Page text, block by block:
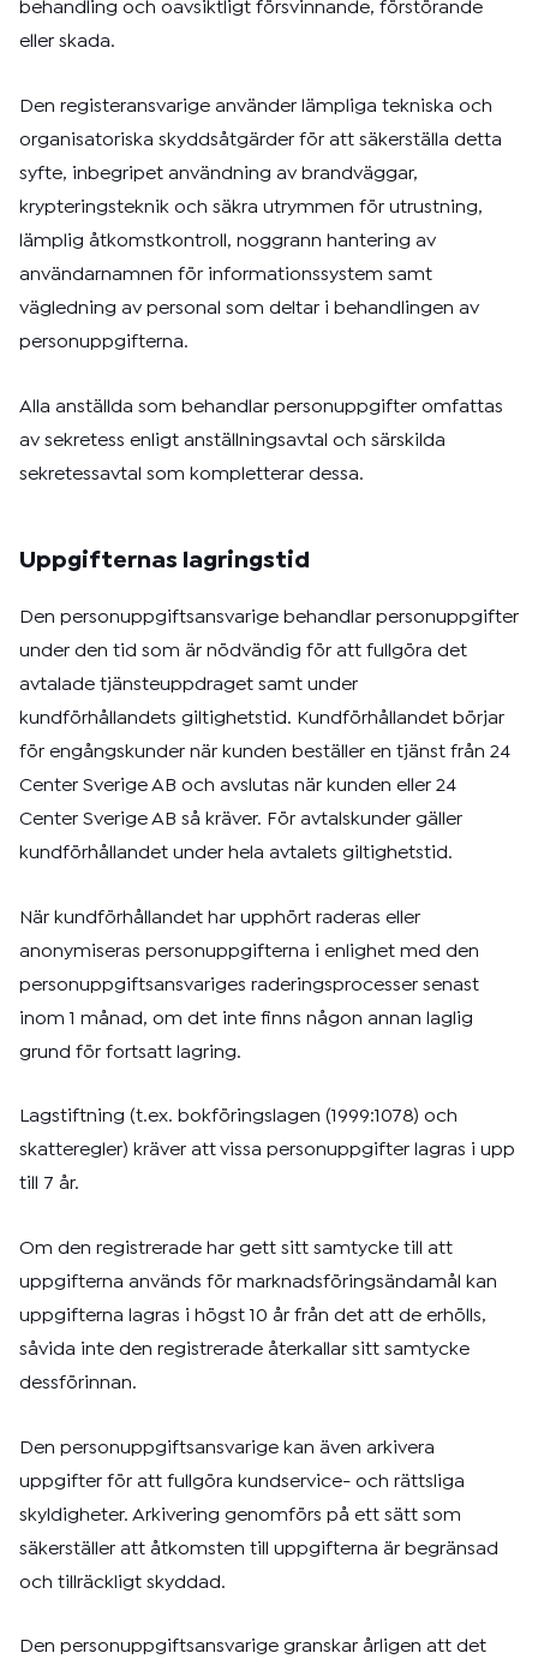
behandling och oavsiktligt försvinnande, förstörande
eller skada.
Den registeransvarige använder lämpliga tekniska och
organisatoriska skyddsåtgärder för att säkerställa detta
syfte, inbegripet användning av brandväggar,
krypteringsteknik och säkra utrymmen för utrustning,
lämplig åtkomstkontroll, noggrann hantering av
användarnamnen för informationssystem samt
vägledning av personal som deltar i behandlingen av
personuppgifterna.
Alla anställda som behandlar personuppgifter omfattas
av sekretess enligt anställningsavtal och särskilda
sekretessavtal som kompletterar dessa.
Uppgifternas lagringstid
Den personuppgiftsansvarige behandlar personuppgifter
under den tid som är nödvändig för att fullgöra det
avtalade tjänsteuppdraget samt under
kundförhållandets giltighetstid. Kundförhållandet börjar
för engångskunder när kunden beställer en tjänst från 24
Center Sverige AB och avslutas när kunden eller 24
Center Sverige AB så kräver. För avtalskunder gäller
kundförhållandet under hela avtalets giltighetstid.
När kundförhållandet har upphört raderas eller
anonymiseras personuppgifterna i enlighet med den
personuppgiftsansvariges raderingsprocesser senast
inom 1 månad, om det inte finns någon annan laglig
grund för fortsatt lagring.
Lagstiftning (t.ex. bokföringslagen (1999:1078) och
skatteregler) kräver att vissa personuppgifter lagras i upp
till 7 år.
Om den registrerade har gett sitt samtycke till att
uppgifterna används för marknadsföringsändamål kan
uppgifterna lagras i högst 10 år från det att de erhölls,
såvida inte den registrerade återkallar sitt samtycke
dessförinnan.
Den personuppgiftsansvarige kan även arkivera
uppgifter för att fullgöra kundservice- och rättsliga
skyldigheter. Arkivering genomförs på ett sätt som
säkerställer att åtkomsten till uppgifterna är begränsad
och tillräckligt skyddad.
Den personuppgiftsansvarige granskar årligen att det